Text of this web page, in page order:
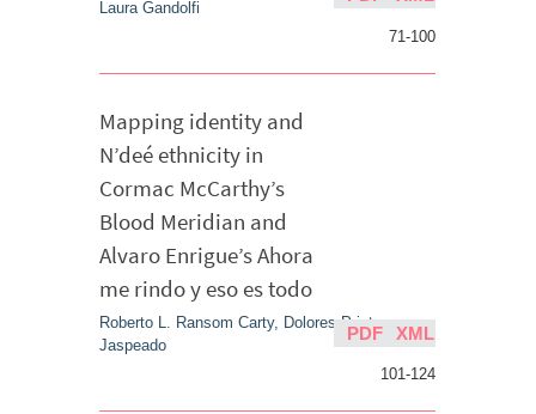
Laura Gandolfi
71-100
Mapping identity and
N’deé ethnicity in
Cormac McCarthy’s
Blood Meridian and
Alvaro Enrigue’s Ahora
me rindo y eso es todo
Roberto L. Ransom Carty, Dolores Prieto
Jaspeado
101-124
PDF XML